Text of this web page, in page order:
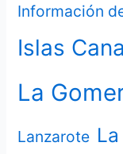
Información
Islas
La
Lanzarote